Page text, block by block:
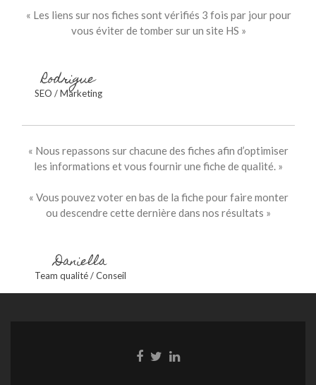
« Les liens sur nos fiches sont vérifiés 3 fois par jour pour
vous éviter de tomber sur un site HS »
Rodrigue
SEO / Marketing
« Nous repassons sur chacune des fiches afin d’optimiser
les informations et vous fournir une fiche de qualité. »
« Vous pouvez voter en bas de la fiche pour faire monter
ou descendre cette dernière dans nos résultats »
Daniella
Team qualité / Conseil